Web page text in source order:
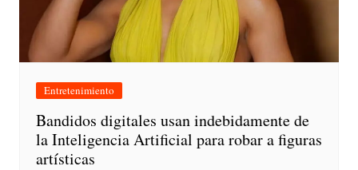
Entretenimiento
Bandidos digitales usan indebidamente de
la Inteligencia Artificial para robar a figuras
artísticas